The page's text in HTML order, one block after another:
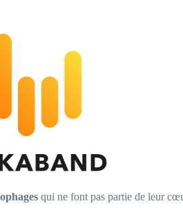
qui ne font pas partie de leur